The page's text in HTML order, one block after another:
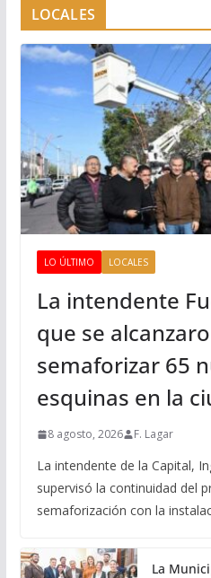
LOCALES
LO ÚLTIMO LOCALES
La intendente
que se
semaforizar 65
esquinas en la
8 agosto, 2026 F. Lagar
La intendente de la Capital,
supervisó la continuidad del
semaforización con la
La